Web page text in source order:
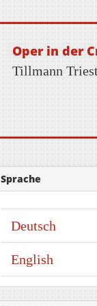
Oper in der
Tillmann
Sprache
Deutsch
English